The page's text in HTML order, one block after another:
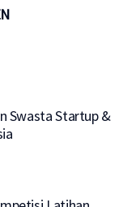
Swasta Startup &